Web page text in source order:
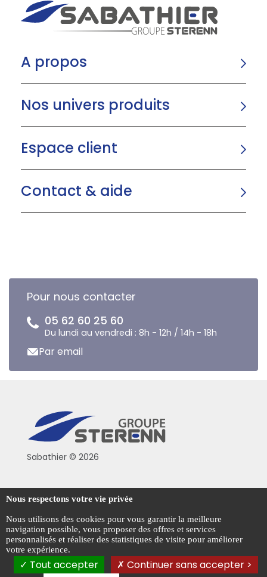
A propos
Nos univers produits
Espace client
Contact & aide
Pour nous contacter
05 62 60 25 60
Du lundi au vendredi : 8h - 12h / 14h - 18h
Par email
Sabathier © 2026
Politique de confidentialité
Conditions générales de vente
Mentions légales
Gestion des cookies
Nous respectons votre vie privée
Nous utilisons des cookies pour vous garantir la meilleure
navigation possible, vous proposer des offres et services
personnalisés et réaliser des statistiques de visite pour améliorer
votre expérience.
Tout accepter
Continuer sans accepter >